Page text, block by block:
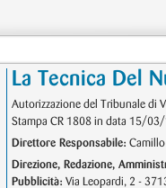
La Tecnica Del
Autorizzazione del Tribunale di
Stampa CR 1808 in data 15/
Direttore Responsabile:
Direzione, Redazione,
Pubblicità: Via Leopardi, 2 -